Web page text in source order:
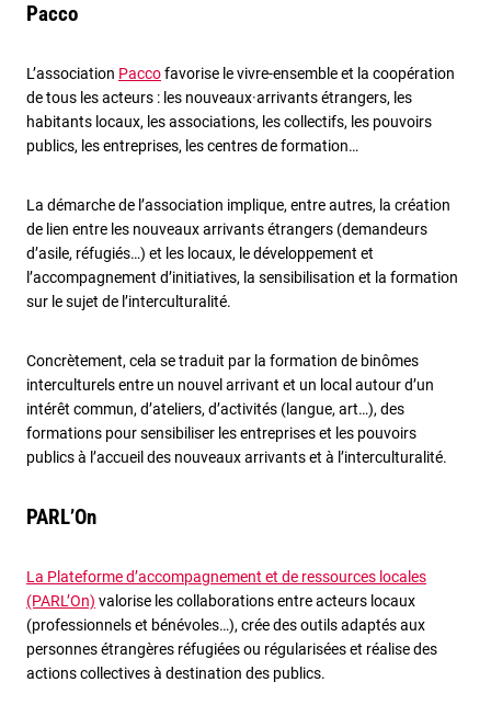
Pacco
L’association Paccofavorise le vivre-ensemble et la coopération
de tous les acteurs : les nouveaux·arrivants étrangers, les
habitants locaux, les associations, les collectifs, les pouvoirs
publics, les entreprises, les centres de formation…
La démarche de l’association implique, entre autres, la création
de lien entre les nouveaux arrivants étrangers (demandeurs
d’asile, réfugiés…) et les locaux, le développement et
l’accompagnement d’initiatives, la sensibilisation et la formation
sur le sujet de l’interculturalité.
Concrètement, cela se traduit par la formation de binômes
interculturels entre un nouvel arrivant et un local autour d’un
intérêt commun, d’ateliers, d’activités (langue, art…), des
formations pour sensibiliser les entreprises et les pouvoirs
publics à l’accueil des nouveaux arrivants et à l’interculturalité.
PARL’On
La Plateforme d’accompagnement et de ressources locales
(PARL’On) valorise les collaborations entre acteurs locaux
(professionnels et bénévoles…), crée des outils adaptés aux
personnes étrangères réfugiées ou régularisées et réalise des
actions collectives à destination des publics.